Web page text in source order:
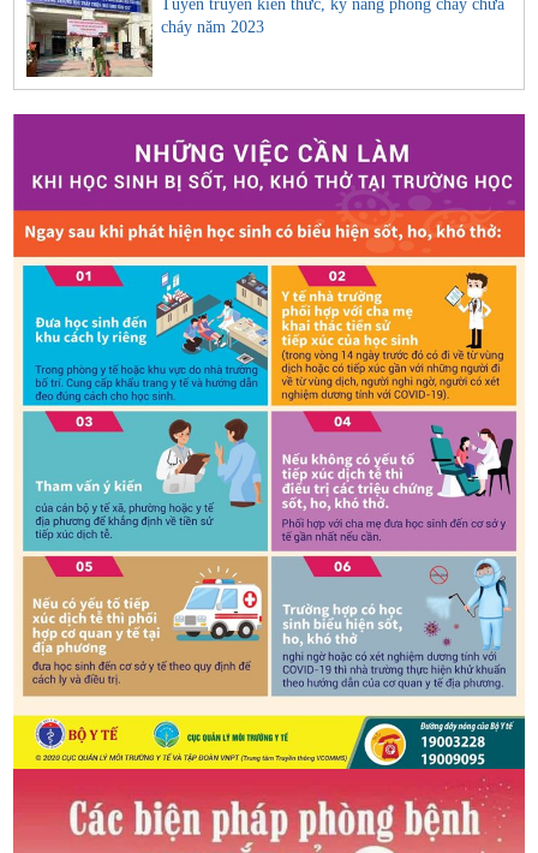
Tuyên truyền kiến thức, kỹ năng phòng cháy chữa
cháy năm 2023